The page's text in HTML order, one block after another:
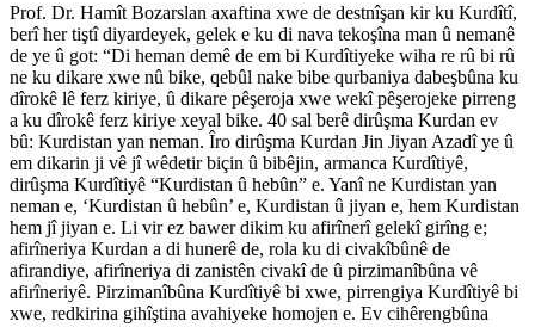
Prof. Dr. Hamît Bozarslan axaftina xwe de destnîşan kir ku Kurdîtî,
berî her tiştî diyardeyek, gelek e ku di nava tekoşîna man û nemanê
de ye û got: “Di heman demê de em bi Kurdîtiyeke wiha re rû bi rû
ne ku dikare xwe nû bike, qebûl nake bibe qurbaniya dabeşbûna ku
dîrokê lê ferz kiriye, û dikare pêşeroja xwe wekî pêşerojeke pirreng
a ku dîrokê ferz kiriye xeyal bike. 40 sal berê dirûşma Kurdan ev
bû: Kurdistan yan neman. Îro dirûşma Kurdan Jin Jiyan Azadî ye û
em dikarin ji vê jî wêdetir biçin û bibêjin, armanca Kurdîtiyê,
dirûşma Kurdîtiyê “Kurdistan û hebûn” e. Yanî ne Kurdistan yan
neman e, ‘Kurdistan û hebûn’ e, Kurdistan û jiyan e, hem Kurdistan
hem jî jiyan e. Li vir ez bawer dikim ku afirînerî gelekî girîng e;
afirîneriya Kurdan a di hunerê de, rola ku di civakîbûnê de
afirandiye, afirîneriya di zanistên civakî de û pirzimanîbûna vê
afirîneriyê. Pirzimanîbûna Kurdîtiyê bi xwe, pirrengiya Kurdîtiyê bi
xwe, redkirina gihîştina avahiyeke homojen e. Ev cihêrengbûna